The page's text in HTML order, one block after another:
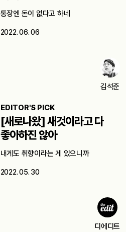
통장엔 돈이 없다고 하네
2022. 06. 06
김석준
EDITOR'S PICK
[새로나왔] 새것이라고 다
좋아하진 않아
내게도 취향이라는 게 있으니까
2022. 05. 30
디에디트